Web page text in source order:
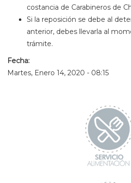
costancia de Carabineros de
Si la reposición se debe al
anterior, debes llevarla al
trámite.
Fecha:
Martes, Enero 14, 2020 - 08:15